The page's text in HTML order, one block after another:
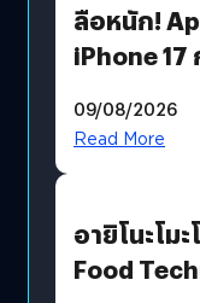
ลือหนัก!
iPhone 17
09/08/2026
Read More
อายิโนะโม
Food